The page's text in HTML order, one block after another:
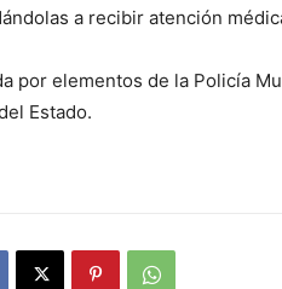
a recibir atención
por elementos de la Policía
Estado.